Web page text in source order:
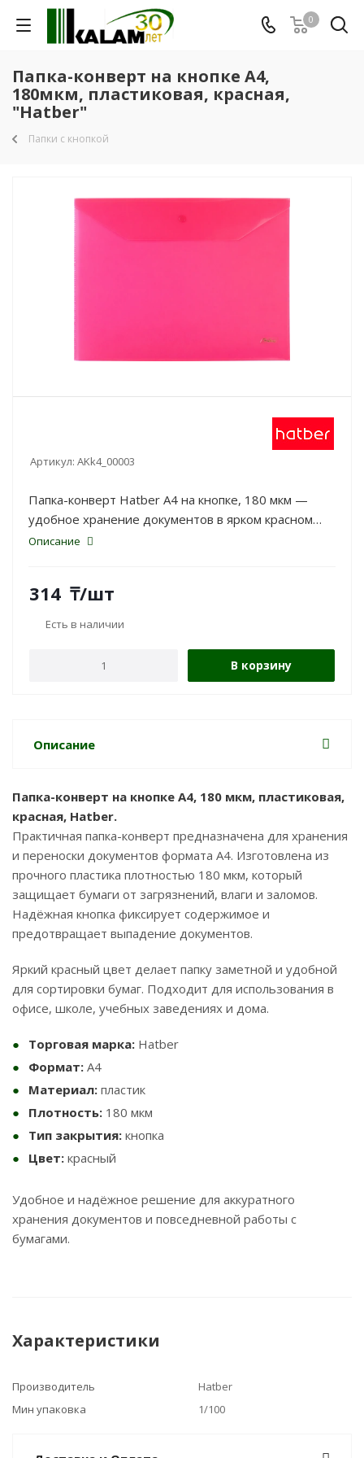
0
Папка-конверт на кнопке А4,
180мкм, пластиковая, красная,
"Hatber"
Папки с кнопкой
Артикул: AKk4_00003
Папка-конверт Hatber A4 на кнопке, 180 мкм —
удобное хранение документов в ярком красном
цвете.
Описание
314 ₸/шт
Есть в наличии
В корзину
Описание
Папка-конверт на кнопке А4, 180 мкм, пластиковая,
красная, Hatber.
Практичная папка-конверт предназначена для хранения
и переноски документов формата A4. Изготовлена из
прочного пластика плотностью 180 мкм, который
защищает бумаги от загрязнений, влаги и заломов.
Надёжная кнопка фиксирует содержимое и
предотвращает выпадение документов.
Яркий красный цвет делает папку заметной и удобной
для сортировки бумаг. Подходит для использования в
офисе, школе, учебных заведениях и дома.
Торговая марка: Hatber
Формат: A4
Материал: пластик
Плотность: 180 мкм
Тип закрытия: кнопка
Цвет: красный
Удобное и надёжное решение для аккуратного
хранения документов и повседневной работы с
бумагами.
Характеристики
Производитель
Hatber
Мин упаковка
1/100